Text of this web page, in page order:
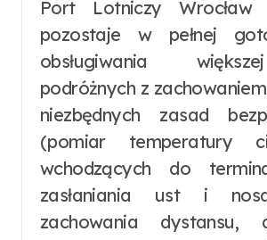
Port Lotniczy Wrocław
pozostaje w pełnej
obsługiwania
podróżnych z
niezbędnych zasad
(pomiar temperatury
wchodzących do
zasłaniania ust i
zachowania dystansu,